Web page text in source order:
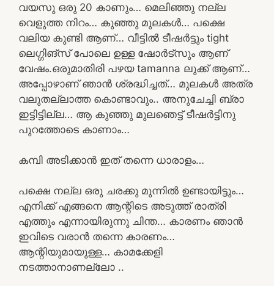
വയസു ഒരു 20 കാണും… മെലിഞ്ഞു നല്ല
വെളുത്ത നിറം… കുഞ്ഞു മുലകൾ… പക്ഷെ
വലിയ കുണ്ടി ആണ്… വീട്ടിൽ ടീഷർട്ടും tight
ലെഗ്ഗിങ്സ് പോലെ ഉള്ള ഷോർട്സും ആണ്
വേഷം.ഒരുമാതിരി പഴയ tamanna ലുക്ക് ആണ്…
അപ്പോഴാണ് ഞാൻ ശ്രദ്ധിച്ചത്… മുലകൾ അത്ര
വലുതല്ലാത്ത കൊണ്ടാവും.. അനുചേച്ചി ബ്രാ
ഇട്ടിട്ടില്ല… ആ കുഞ്ഞു മുലഞെട്ട് ടീഷർട്ടിനു
പുറത്തോടെ കാണാം…
കമ്പി അടിക്കാൻ ഇത് തന്നെ ധാരാളം…
പക്ഷെ നല്ല ഒരു ചരക്കു മുന്നിൽ ഉണ്ടായിട്ടും…
എനിക്ക് എങ്ങനെ ആന്റിടെ അടുത്ത് രാത്രി
എത്തും എന്നായിരുന്നു ചിന്ത… കാരണം ഞാൻ
ഇവിടെ വരാൻ തന്നെ കാരണം…
ആന്റിയുമായുള്ള… കാമക്കേളി
നടത്താനാണല്ലോ ..